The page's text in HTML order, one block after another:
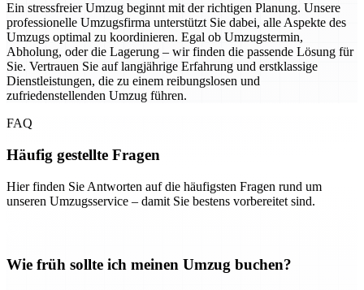
Ein stressfreier Umzug beginnt mit der richtigen Planung. Unsere
professionelle Umzugsfirma unterstützt Sie dabei, alle Aspekte des
Umzugs optimal zu koordinieren. Egal ob Umzugstermin,
Abholung, oder die Lagerung – wir finden die passende Lösung für
Sie. Vertrauen Sie auf langjährige Erfahrung und erstklassige
Dienstleistungen, die zu einem reibungslosen und
zufriedenstellenden Umzug führen.
FAQ
Häufig gestellte Fragen
Hier finden Sie Antworten auf die häufigsten Fragen rund um
unseren Umzugsservice – damit Sie bestens vorbereitet sind.
Wie früh sollte ich meinen Umzug buchen?